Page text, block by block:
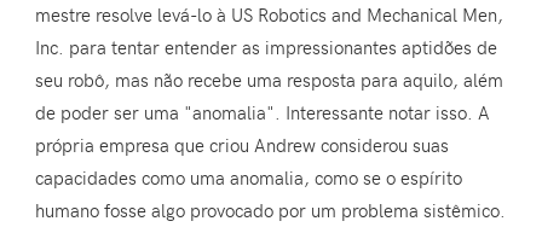
mestre resolve levá-lo à US Robotics and Mechanical Men,
Inc. para tentar entender as impressionantes aptidões de
seu robô, mas não recebe uma resposta para aquilo, além
de poder ser uma "anomalia". Interessante notar isso. A
própria empresa que criou Andrew considerou suas
capacidades como uma anomalia, como se o espírito
humano fosse algo provocado por um problema sistêmico.